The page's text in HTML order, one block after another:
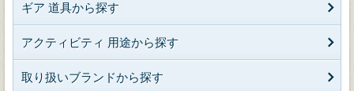
ギア 道具から探す
アクティビティ 用途から探す
取り扱いブランドから探す